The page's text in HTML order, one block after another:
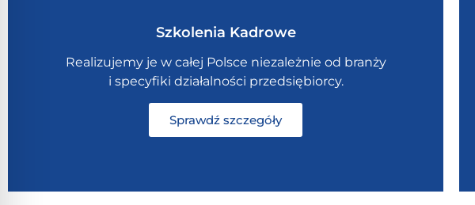
Szkolenia Kadrowe
Realizujemy je w całej Polsce niezależnie od branży
i specyfiki działalności przedsiębiorcy.
Sprawdź szczegóły